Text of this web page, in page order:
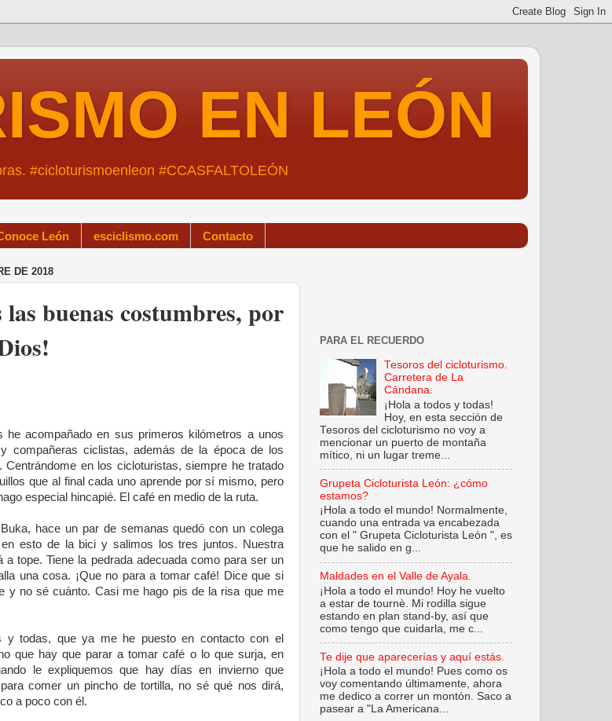
EN LEÓN
#cicloturismoenleon #CCASFALTOLEÓN
León esciclismo.com Contacto
DE 2018
las buenas costumbres, por
he acompañado en sus primeros kilómetros a unos
compañeras ciclistas, además de la época de los
Centrándome en los cicloturistas, siempre he tratado
que al final cada uno aprende por sí mismo, pero
especial hincapié. El café en medio de la ruta.
hace un par de semanas quedó con un colega
esto de la bici y salimos los tres juntos. Nuestra
a tope. Tiene la pedrada adecuada como para ser un
una cosa. ¡Que no para a tomar café! Dice que si
y no sé cuánto. Casi me hago pis de la risa que me
y todas, que ya me he puesto en contacto con el
que hay que parar a tomar café o lo que surja, en
le expliquemos que hay días en invierno que
comer un pincho de tortilla, no sé qué nos dirá,
a poco con él.
PARA EL RECUERDO
Tesoros del cicloturismo.
Carretera de La
Cándana.
¡Hola a todos y todas!
Hoy, en esta sección de
Tesoros del cicloturismo no voy a
mencionar un puerto de montaña
mítico, ni un lugar treme...
Grupeta Cicloturista León: ¿cómo
estamos?
¡Hola a todo el mundo! Normalmente,
cuando una entrada va encabezada
con el " Grupeta Cicloturista León ", es
que he salido en g...
Maldades en el Valle de Ayala.
¡Hola a todo el mundo! Hoy he vuelto
a estar de tournè. Mi rodilla sigue
estando en plan stand-by, así que
como tengo que cuidarla, me c...
Te dije que aparecerías y aquí estás.
¡Hola a todo el mundo! Pues como os
voy comentando últimamente, ahora
me dedico a correr un montón. Saco a
pasear a "La Americana...